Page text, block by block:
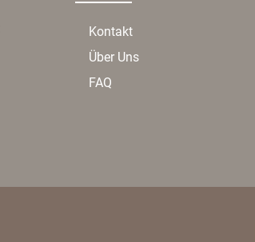
Kontakt
Über Uns
FAQ